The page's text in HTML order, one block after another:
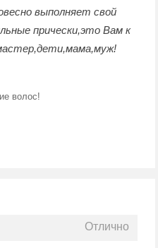
выполняет свой
прически,это Вам к
волос!
Отлично